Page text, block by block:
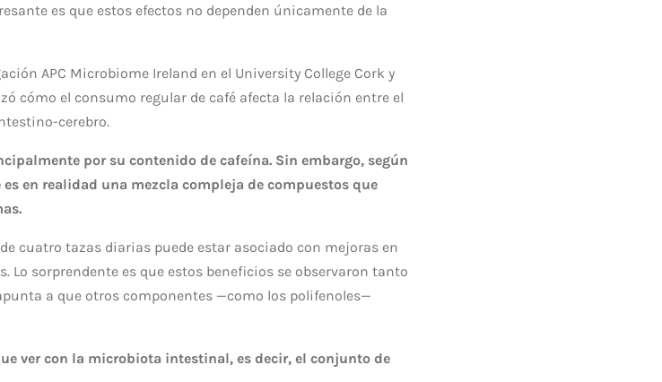
es que estos efectos no dependen únicamente de la
APC Microbiome Ireland en el University College Cork y
cómo el consumo regular de café afecta la relación entre el
cerebro.
por su contenido de cafeína. Sin embargo, según
es en realidad una mezcla compleja de compuestos que
cuatro tazas diarias puede estar asociado con mejoras en
Lo sorprendente es que estos beneficios se observaron tanto
a que otros componentes —como los polifenoles—
ver con la microbiota intestinal, es decir, el conjunto de